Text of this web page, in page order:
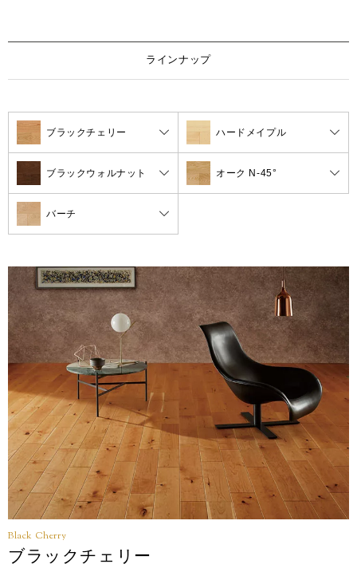
ラインナップ
Black Cherry
ブラックチェリー
ブラックチェリー ハードメイプル
ブラックウォルナット オーク N-45°
バーチ